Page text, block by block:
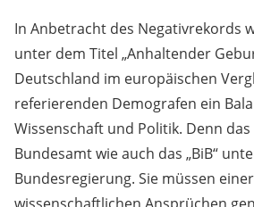
In Anbetracht des Negativrekords
unter dem Titel „Anhaltender
Deutschland im europäischen
referierenden Demografen ein
Wissenschaft und Politik. Denn
Bundesamt wie auch das „BiB“
Bundesregierung. Sie müssen